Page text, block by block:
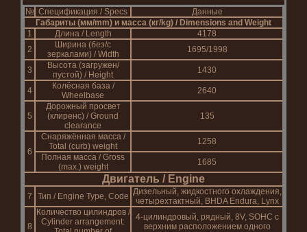
№ Спецификация / Specs
Данные
Габариты (мм/mm) и масса (кг/kg) / Dimensions and Weight
1
Длина / Length
4178
2
Ширина (без/с
зеркалами) / Width
1695/1998
3
Высота (загружен/
пустой) / Height
1430
4
Колёсная база /
Wheelbase
2640
5
Дорожный просвет
(клиренс) / Ground
clearance
135
6
Снаряжённая масса /
Total (curb) weight
1258
Полная масса / Gross
(max.) weight
1685
Двигатель / Engine
7 Тип / Engine Type, Code Дизельный, жидкостного охлаждения,
четырехтактный, BHDA Endura, Lynx
8
Количество цилиндров /
Cylinder arrangement:
4-цилиндровый, рядный, 8V, SOHC с
верхним расположением одного